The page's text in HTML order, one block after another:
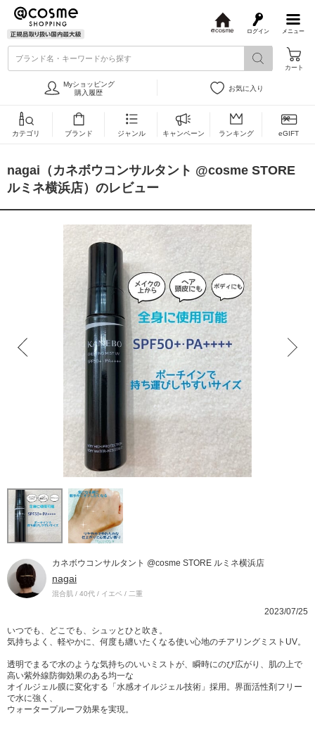
メニュー
ログイン
s
ブランド名・キーワードから探す
カート
Myショッピング
購入履歴
お気に入り
カテゴリ ブランド ジャンル キャンペーン ランキング eGIFT
nagai（カネボウコンサルタント @cosme STORE
ルミネ横浜店）のレビュー
カネボウコンサルタント @cosme STORE ルミネ横浜店
nagai
混合肌 / 40代 / イエベ / 二重
2023/07/25
いつでも、どこでも、シュッとひと吹き。
気持ちよく、軽やかに、何度も纏いたくなる使い心地のチアリングミストUV。
透明でまるで水のような気持ちのいいミストが、瞬時にのび広がり、肌の上で
高い紫外線防御効果のある均一な
オイルジェル膜に変化する「水感オイルジェル技術」採用。界面活性剤フリー
で水に強く、
ウォータープルーフ効果を実現。